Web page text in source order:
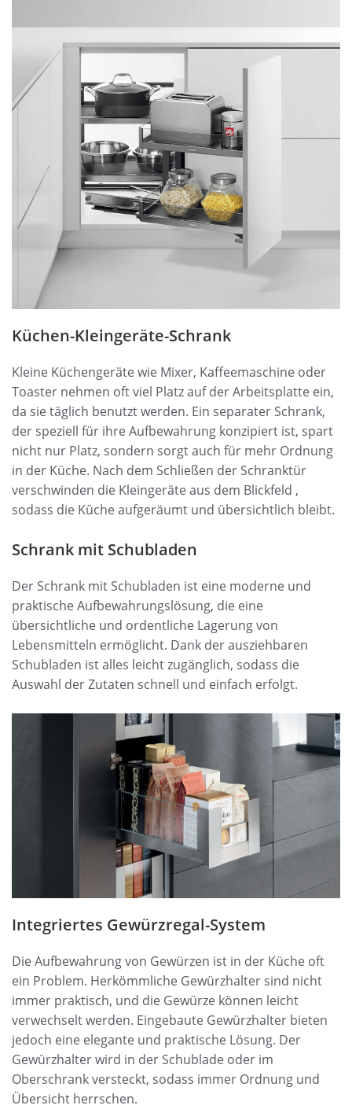
Küchen-Kleingeräte-Schrank
Kleine Küchengeräte wie Mixer, Kaffeemaschine oder
Toaster nehmen oft viel Platz auf der Arbeitsplatte ein,
da sie täglich benutzt werden. Ein separater Schrank,
der speziell für ihre Aufbewahrung konzipiert ist, spart
nicht nur Platz, sondern sorgt auch für mehr Ordnung
in der Küche. Nach dem Schließen der Schranktür
verschwinden die Kleingeräte aus dem Blickfeld ,
sodass die Küche aufgeräumt und übersichtlich bleibt.
Schrank mit Schubladen
Der Schrank mit Schubladen ist eine moderne und
praktische Aufbewahrungslösung, die eine
übersichtliche und ordentliche Lagerung von
Lebensmitteln ermöglicht. Dank der ausziehbaren
Schubladen ist alles leicht zugänglich, sodass die
Auswahl der Zutaten schnell und einfach erfolgt.
Integriertes Gewürzregal-System
Die Aufbewahrung von Gewürzen ist in der Küche oft
ein Problem. Herkömmliche Gewürzhalter sind nicht
immer praktisch, und die Gewürze können leicht
verwechselt werden. Eingebaute Gewürzhalter bieten
jedoch eine elegante und praktische Lösung. Der
Gewürzhalter wird in der Schublade oder im
Oberschrank versteckt, sodass immer Ordnung und
Übersicht herrschen.